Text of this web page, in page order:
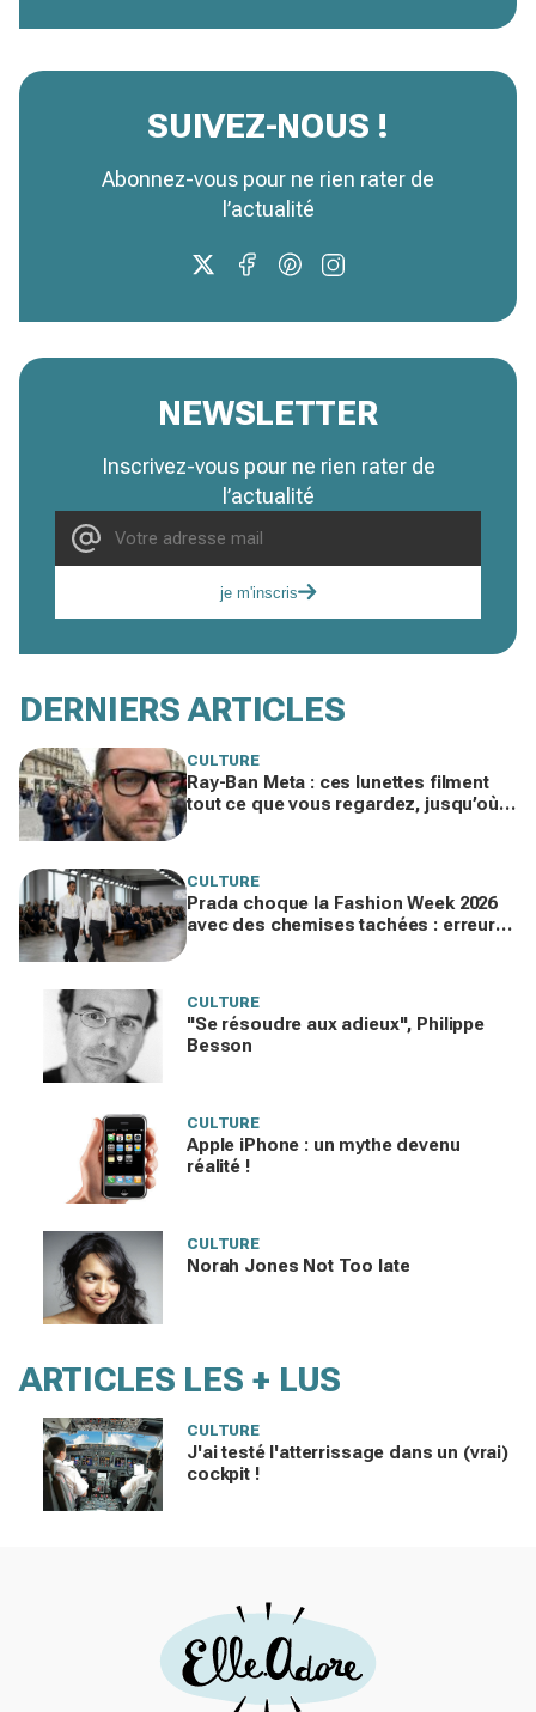
SUIVEZ-NOUS !
Abonnez-vous pour ne rien rater de
l’actualité
NEWSLETTER
Inscrivez-vous pour ne rien rater de
l’actualité
je m'inscris
DERNIERS ARTICLES
CULTURE
Ray-Ban Meta : ces lunettes filment
tout ce que vous regardez, jusqu’où
CULTURE
Prada choque la Fashion Week 2026
avec des chemises tachées : erreur
CULTURE
"Se résoudre aux adieux", Philippe
Besson
CULTURE
Apple iPhone : un mythe devenu
réalité !
CULTURE
Norah Jones Not Too late
ARTICLES LES + LUS
CULTURE
J'ai testé l'atterrissage dans un (vrai)
cockpit !